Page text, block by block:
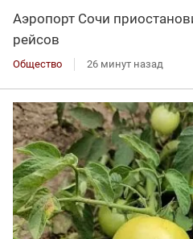
Аэропорт Сочи
рейсов
Общество 26 минут назад